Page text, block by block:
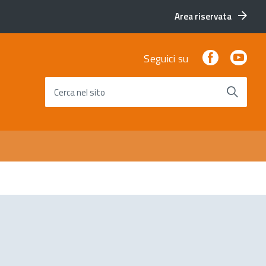
Area riservata
Seguici su Facebook
Cerca nel sito